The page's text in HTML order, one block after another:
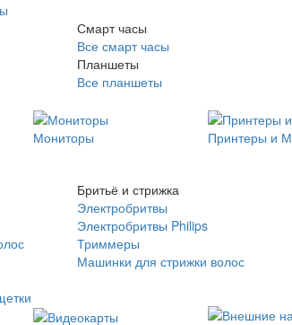
Смарт часы
Все смарт часы
Планшеты
Все планшеты
Мониторы
Принтеры и
Бритьё и стрижка
Электробритвы
Электробритвы Philips
Триммеры
Машинки для стрижки волос